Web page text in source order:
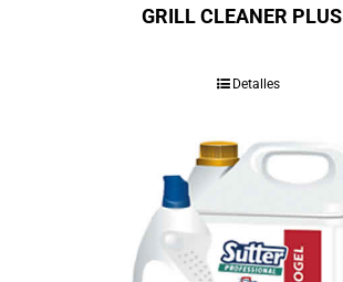
GRILL CLEANER PLUS
Detalles